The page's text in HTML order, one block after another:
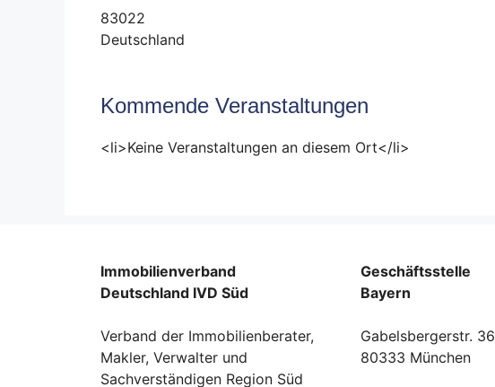
83022
Deutschland
Kommende Veranstaltungen
<li>Keine Veranstaltungen an diesem Ort</li>
Immobilienverband
Deutschland IVD Süd
Verband der Immobilienberater,
Makler, Verwalter und
Sachverständigen Region Süd
Geschäftsstelle
Bayern
Gabelsbergerstr. 36
80333 München